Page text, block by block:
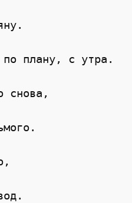
плану, с утра.
снова,